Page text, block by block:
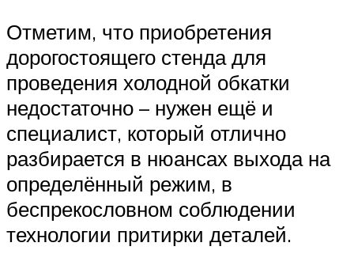
Отметим, что приобретения
дорогостоящего стенда для
проведения холодной обкатки
недостаточно – нужен ещё и
специалист, который отлично
разбирается в нюансах выхода на
определённый режим, в
беспрекословном соблюдении
технологии притирки деталей.